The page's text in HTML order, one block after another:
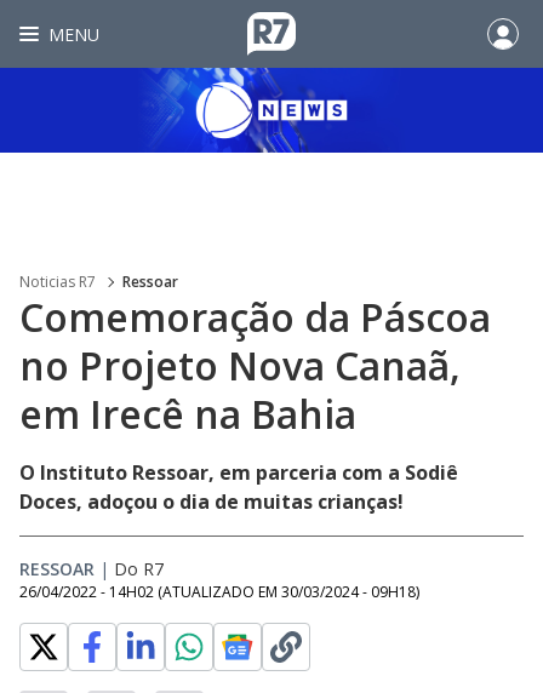
MENU
Noticias R7 Ressoar
Comemoração da Páscoa
no Projeto Nova Canaã,
em Irecê na Bahia
O Instituto Ressoar, em parceria com a Sodiê
Doces, adoçou o dia de muitas crianças!
RESSOAR | Do R7
26/04/2022 - 14H02 (ATUALIZADO EM 30/03/2024 - 09H18)